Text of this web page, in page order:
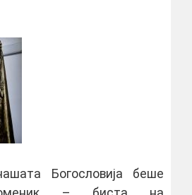
Богословија беше